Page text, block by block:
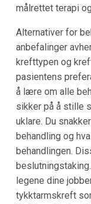
målrettet terapi og
Alternativer for
anbefalinger
krefttypen og
pasientens
å lære om alle
sikker på å stille
uklare. Du
behandling og
behandlingen.
legene dine
tykktarmskreft